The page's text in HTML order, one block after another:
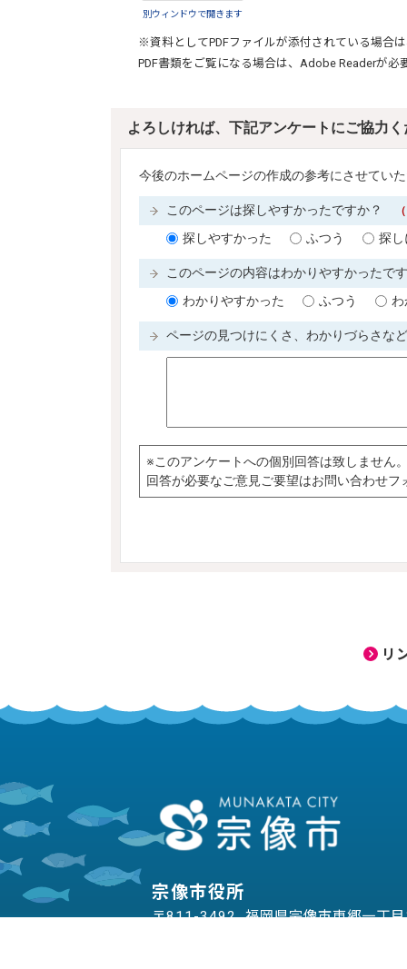
別ウィンドウで開きます
※資料としてPDFファイルが添付されている場合
PDF書類をご覧になる場合は、 Adobe Readerが必
リ
宗像市役所
〒811-3492 福岡県宗像市東郷一丁